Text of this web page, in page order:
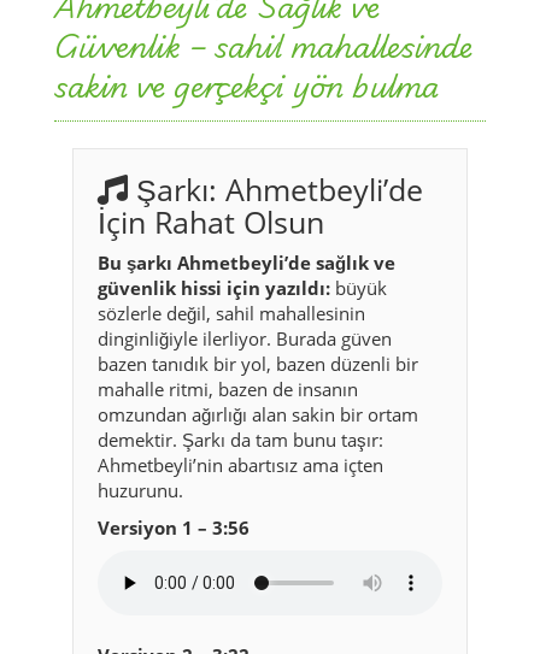
Şarkı: Ahmetbeyli’de
İçin Rahat Olsun
sözlerle değil, sahil mahallesinin
dinginliğiyle ilerliyor. Burada güven
bazen tanıdık bir yol, bazen düzenli bir
mahalle ritmi, bazen de insanın
omzundan ağırlığı alan sakin bir ortam
demektir. Şarkı da tam bunu taşır:
Ahmetbeyli’nin abartısız ama içten
huzurunu.
Versiyon 1 – 3:56
Versiyon 2 – 3:22